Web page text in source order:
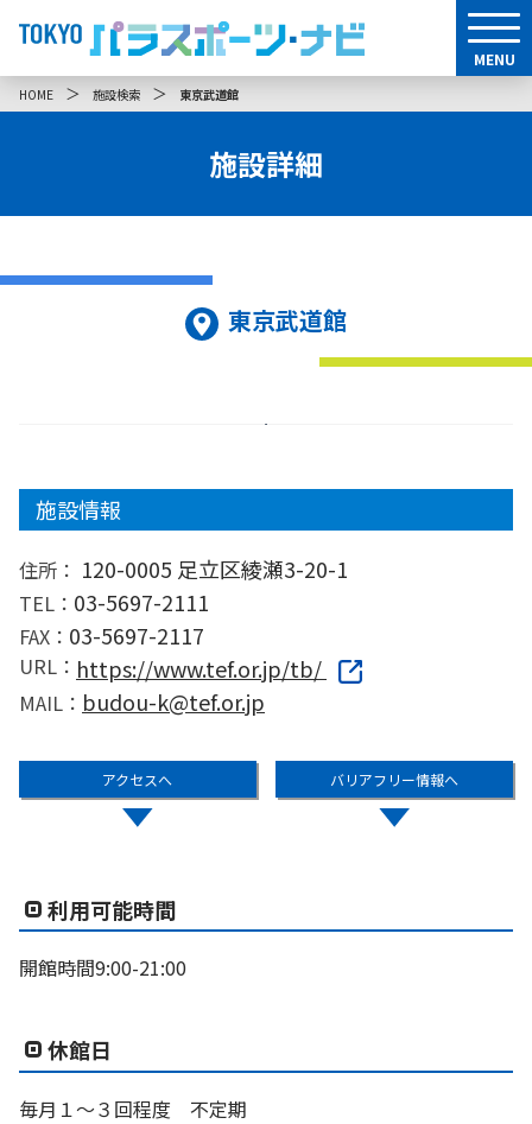
MENU
HOME ＞ 施設検索 ＞ 東京武道館
施設詳細
東京武道館
施設情報
住所： 120-0005 足立区綾瀬3-20-1
TEL： 03-5697-2111
FAX： 03-5697-2117
URL： https://www.tef.or.jp/tb/
MAIL： budou-k@tef.or.jp
アクセスへ バリアフリー情報へ
利用可能時間
開館時間9:00-21:00
休館日
毎月１～３回程度 不定期